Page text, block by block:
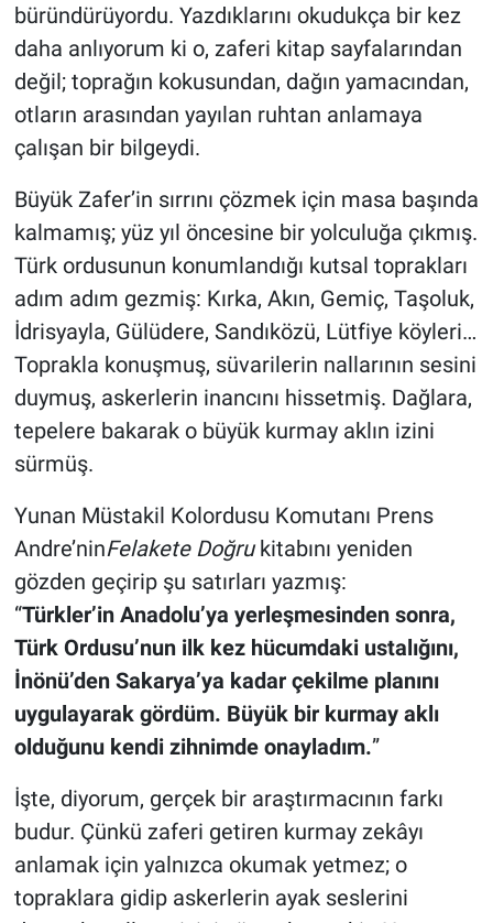
büründürüyordu. Yazdıklarını okudukça bir kez
daha anlıyorum ki o, zaferi kitap sayfalarından
değil; toprağın kokusundan, dağın yamacından,
otların arasından yayılan ruhtan anlamaya
çalışan bir bilgeydi.
Büyük Zafer’in sırrını çözmek için masa başında
kalmamış; yüz yıl öncesine bir yolculuğa çıkmış.
Türk ordusunun konumlandığı kutsal toprakları
adım adım gezmiş: Kırka, Akın, Gemiç, Taşoluk,
İdrisyayla, Gülüdere, Sandıközü, Lütfiye köyleri…
Toprakla konuşmuş, süvarilerin nallarının sesini
duymuş, askerlerin inancını hissetmiş. Dağlara,
tepelere bakarak o büyük kurmay aklın izini
sürmüş.
Yunan Müstakil Kolordusu Komutanı Prens
Andre’ninFelakete Doğrukitabını yeniden
gözden geçirip şu satırları yazmış:
“Türkler’in Anadolu’ya yerleşmesinden sonra,
Türk Ordusu’nun ilk kez hücumdaki ustalığını,
İnönü’den Sakarya’ya kadar çekilme planını
uygulayarak gördüm. Büyük bir kurmay aklı
olduğunu kendi zihnimde onayladım.”
İşte, diyorum, gerçek bir araştırmacının farkı
budur. Çünkü zaferi getiren kurmay zekâyı
anlamak için yalnızca okumak yetmez; o
topraklara gidip askerlerin ayak seslerini